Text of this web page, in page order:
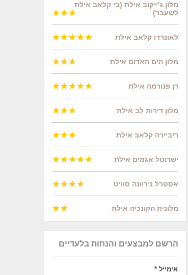
הרשם למבצעים והנחות בלעדיים
אימייל*
מלון ג'ייקוב אילת (בי קלאב אילת
לשעבר)



לאונרדו קלאב אילת 




מלון הים האדום אילת 


דן פנורמה אילת 




מלון דירות לב אילת 


ריביירה קלאב אילת 


ישרוטל אגמים אילת 




אסטרל נירוונה סוויט 



מלונית הקונכיה אילת 
